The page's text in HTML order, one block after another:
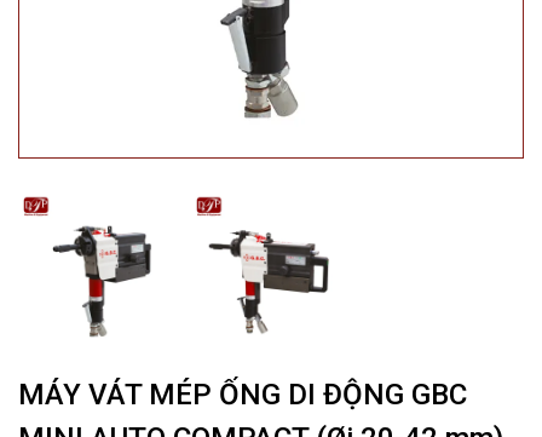
MÁY VÁT MÉP ỐNG DI ĐỘNG GBC